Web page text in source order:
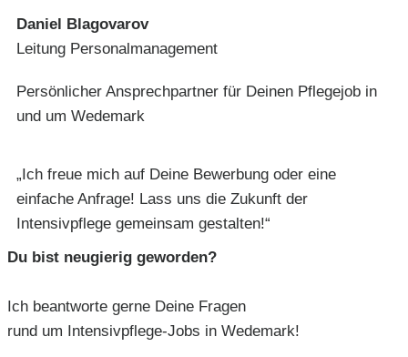
Daniel Blagovarov
Leitung Personalmanagement
Persönlicher Ansprechpartner für Deinen Pflegejob in
und um Wedemark
„Ich freue mich auf Deine Bewerbung oder eine
einfache Anfrage! Lass uns die Zukunft der
Intensivpflege gemeinsam gestalten!“
Du bist neugierig geworden?
Ich beantworte gerne Deine Fragen
rund um Intensivpflege-Jobs in Wedemark!